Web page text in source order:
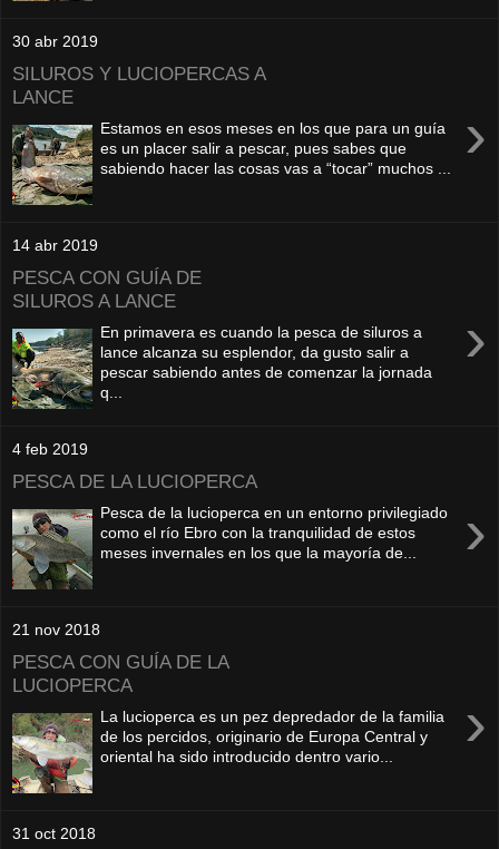
30 abr 2019
SILUROS Y LUCIOPERCAS A
LANCE
›
Estamos en esos meses en los que para un guía
es un placer salir a pescar, pues sabes que
sabiendo hacer las cosas vas a “tocar” muchos ...
14 abr 2019
PESCA CON GUÍA DE
SILUROS A LANCE
›
En primavera es cuando la pesca de siluros a
lance alcanza su esplendor, da gusto salir a
pescar sabiendo antes de comenzar la jornada
q...
4 feb 2019
PESCA DE LA LUCIOPERCA
›
Pesca de la lucioperca en un entorno privilegiado
como el río Ebro con la tranquilidad de estos
meses invernales en los que la mayoría de...
21 nov 2018
PESCA CON GUÍA DE LA
LUCIOPERCA
›
La lucioperca es un pez depredador de la familia
de los percidos, originario de Europa Central y
oriental ha sido introducido dentro vario...
31 oct 2018